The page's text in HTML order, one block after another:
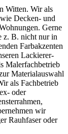
Witten. Wir als
Decken- und
Gerne
z. B. nicht nur in
Farbakzenten
Lackierer-
Malerfachbetrieb
Materialauswahl
als Fachbetrieb
oder
wir
Rauhfaser oder